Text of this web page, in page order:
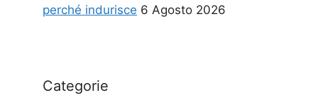
perché indurisce 6 Agosto 2026
Categorie